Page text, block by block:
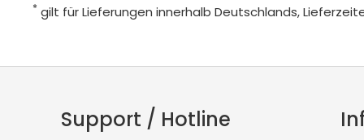
* gilt für Lieferungen innerhalb Deutschlands,
Support / Hotline